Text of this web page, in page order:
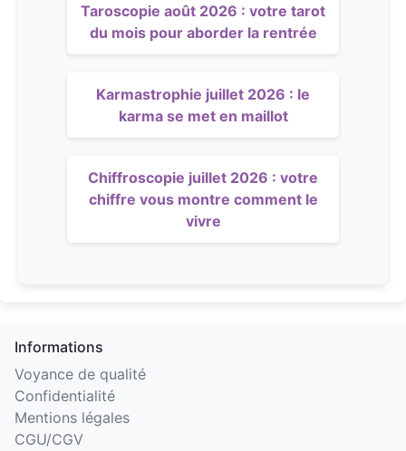
Taroscopie août 2026 : votre tarot
du mois pour aborder la rentrée
Karmastrophie juillet 2026 : le
karma se met en maillot
Chiffroscopie juillet 2026 : votre
chiffre vous montre comment le
vivre
Informations
Voyance de qualité
Confidentialité
Mentions légales
CGU/CGV